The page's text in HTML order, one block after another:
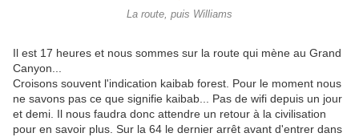
La route, puis Williams
Il est 17 heures et nous sommes sur la route qui mène au Grand
Canyon...
Croisons souvent l'indication kaibab forest. Pour le moment nous
ne savons pas ce que signifie kaibab... Pas de wifi depuis un jour
et demi. Il nous faudra donc attendre un retour à la civilisation
pour en savoir plus. Sur la 64 le dernier arrêt avant d'entrer dans